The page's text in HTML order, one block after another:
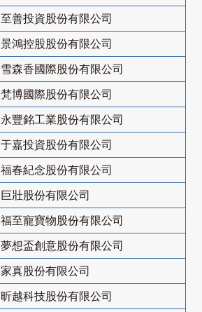
至善投資股份有限公司
景鴻控股股份有限公司
雪森香國際股份有限公司
梵博國際股份有限公司
永豐銘工業股份有限公司
于嘉投資股份有限公司
福春紀念股份有限公司
巨壯股份有限公司
福至寵寶物股份有限公司
夢想盃創意股份有限公司
家真股份有限公司
昕越科技股份有限公司